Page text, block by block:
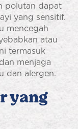
polutan dapat
yang sensitif.
mencegah
atau
termasuk
menjaga
dan alergen.
yang